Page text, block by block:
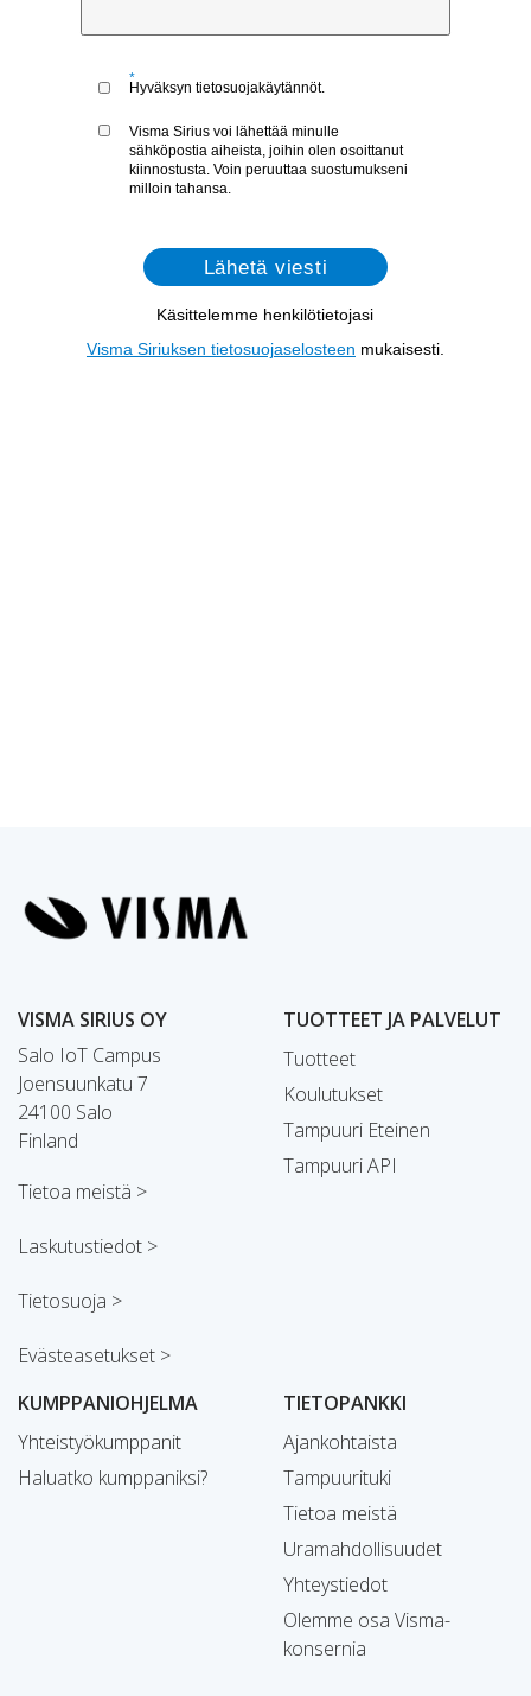
VISMA SIRIUS OY
Salo IoT Campus
Joensuunkatu 7
24100 Salo
Finland
Tietoa meistä >
Laskutustiedot >
Tietosuoja >
Evästeasetukset >
TUOTTEET JA PALVELUT
Tuotteet
Koulutukset
Tampuuri Eteinen
Tampuuri API
KUMPPANIOHJELMA
Yhteistyökumppanit
Haluatko kumppaniksi?
TIETOPANKKI
Ajankohtaista
Tampuurituki
Tietoa meistä
Uramahdollisuudet
Yhteystiedot
Olemme osa Visma-
konsernia